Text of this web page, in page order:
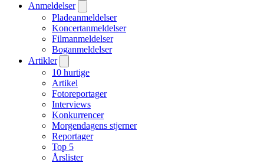
Anmeldelser
Pladeanmeldelser
Koncertanmeldelser
Filmanmeldelser
Boganmeldelser
Artikler
10 hurtige
Artikel
Fotoreportager
Interviews
Konkurrencer
Morgendagens stjerner
Reportager
Top 5
Årslister